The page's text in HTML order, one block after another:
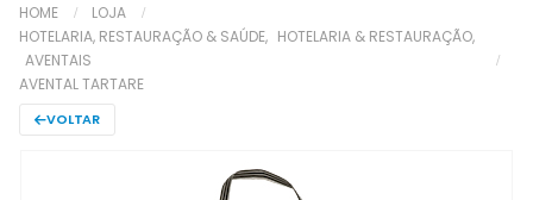
HOME
LOJA
HOTELARIA, RESTAURAÇÃO & SAÚDE, HOTELARIA & RESTAURAÇÃO,
AVENTAIS
AVENTAL TARTARE
VOLTAR